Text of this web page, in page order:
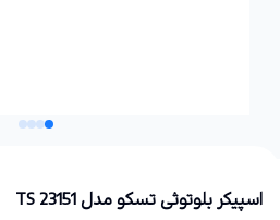
اسپیکر بلوتوثی تسکو مدل TS 23151